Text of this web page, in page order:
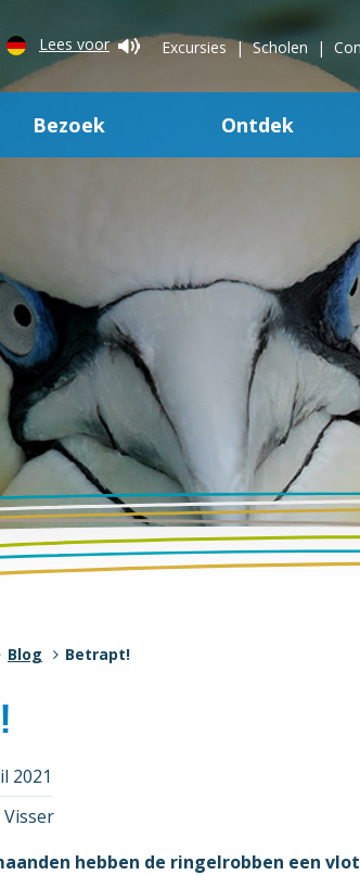
Lees voor Excursies Scholen
Bezoek Ontdek
Blog Betrapt!
2021
Visser
hebben de ringelrobben een